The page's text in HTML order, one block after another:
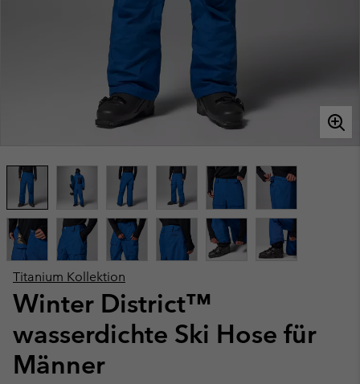
Titanium Kollektion
Winter District™
wasserdichte Ski Hose für
Männer